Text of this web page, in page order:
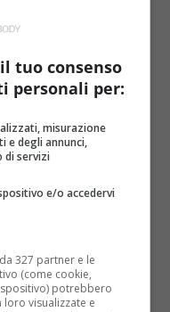
danni alla
lavora anche in
libero...
tuo consenso
personali per:
misurazione
e degli annunci,
di servizi
e/o accedervi
327 partner e le
(come cookie,
potrebbero
loro visualizzate e